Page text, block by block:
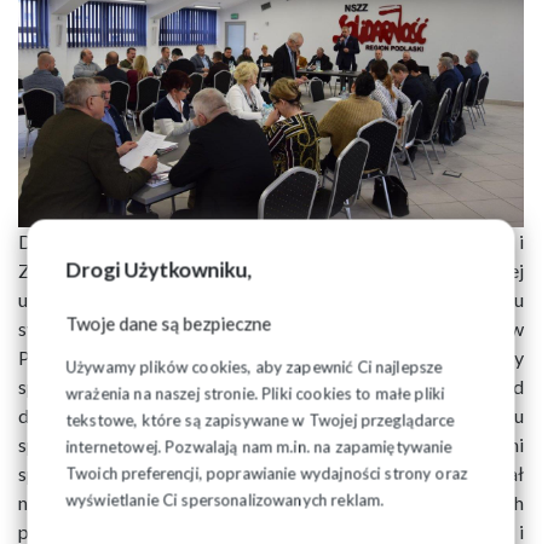
Drogi Użytkowniku,
Twoje dane są bezpieczne
Używamy plików cookies, aby zapewnić Ci najlepsze
wrażenia na naszej stronie. Pliki cookies to małe pliki
tekstowe, które są zapisywane w Twojej przeglądarce
internetowej. Pozwalają nam m.in. na zapamiętywanie
Twoich preferencji, poprawianie wydajności strony oraz
wyświetlanie Ci spersonalizowanych reklam.
Doceniając dokonania rządów Prawa i Sprawiedliwości i
Zjednoczonej Prawicy w sferze społecznej i gospodarczej
uznano za niewystarczające jego działania w celu
systemowego rozwiązania kwestii wzrostu wynagrodzeń w
Polsce uznającego i doceniającego wszystkie grupy
społeczne i zawodowe. Rozwiązania takie winne być od
dawna wypracowywane przez Rząd w ramach dialogu
społecznego z umocowanymi ustawowo partnerami
społecznymi. Brak takich działań spowodował
niekontrolowane protesty różnych grup społecznych
prowadzonych często z rażącym naruszeniem prawa i